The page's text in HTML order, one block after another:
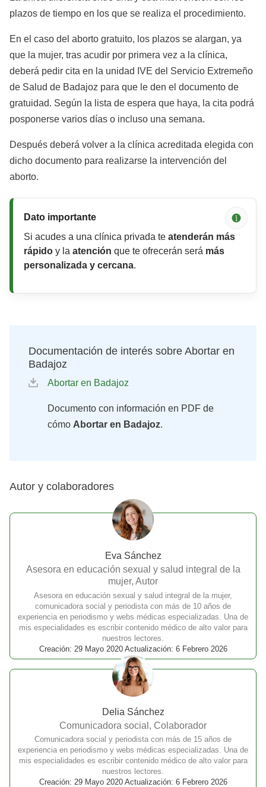
plazos de tiempo en los que se realiza el procedimiento.
En el caso del aborto gratuito, los plazos se alargan, ya
que la mujer, tras acudir por primera vez a la clínica,
deberá pedir cita en la unidad IVE del Servicio Extremeño
de Salud de Badajoz para que le den el documento de
gratuidad. Según la lista de espera que haya, la cita podrá
posponerse varios días o incluso una semana.
Después deberá volver a la clínica acreditada elegida con
dicho documento para realizarse la intervención del
aborto.
Si acudes a una clínica privada te atenderán más
rápido y la atención que te ofrecerán será más
personalizada y cercana.
Dato importante
Documentación de interés sobre Abortar en
Badajoz
Abortar en Badajoz
Documento con información en PDF de
cómo Abortar en Badajoz.
Autor y colaboradores
Eva Sánchez
Asesora en educación sexual y salud integral de la
mujer, Autor
Asesora en educación sexual y salud integral de la mujer,
comunicadora social y periodista con más de 10 años de
experiencia en periodismo y webs médicas especializadas. Una de
mis especialidades es escribir contenido médico de alto valor para
nuestros lectores.
Creación: 29 Mayo 2020 Actualización: 6 Febrero 2026
Delia Sánchez
Comunicadora social, Colaborador
Comunicadora social y periodista con más de 15 años de
experiencia en periodismo y webs médicas especializadas. Una de
mis especialidades es escribir contenido médico de alto valor para
nuestros lectores.
Creación: 29 Mayo 2020 Actualización: 6 Febrero 2026